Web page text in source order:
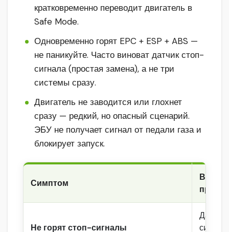
кратковременно переводит двигатель в
Safe Mode.
Одновременно горят EPC + ESP + ABS —
не паникуйте. Часто виноват датчик стоп-
сигнала (простая замена), а не три
системы сразу.
Двигатель не заводится или глохнет
сразу — редкий, но опасный сценарий.
ЭБУ не получает сигнал от педали газа и
блокирует запуск.
Симптом
Не горят стоп-сигналы
Датчик
сигнала